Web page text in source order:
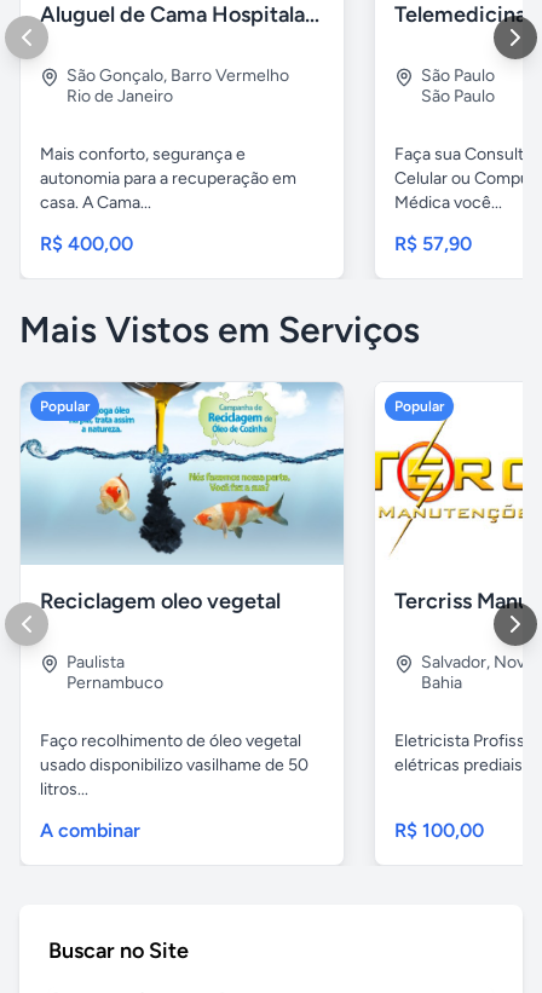
Aluguel de Cama Hospitalar Motorizada RJ
São Gonçalo, Barro Vermelho
Rio de Janeiro
Mais conforto, segurança e
autonomia para a recuperação em
casa. A Cama...
R$ 400,00
São Paulo
São Paulo
Faça sua Consulta
Celular ou
Médica você...
R$ 57,90
Mais Vistos em Serviços
Popular
Reciclagem oleo vegetal
Paulista
Pernambuco
Faço recolhimento de óleo vegetal
usado disponibilizo vasilhame de 50
litros...
A combinar
Popular
Salvador, Nova
Bahia
Eletricista
elétricas prediais e
R$ 100,00
Buscar no Site